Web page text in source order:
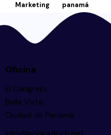
Marketing
panamá
Oficina
El Cangrejo,
Bella Vista.
Ciudad de Panamá.